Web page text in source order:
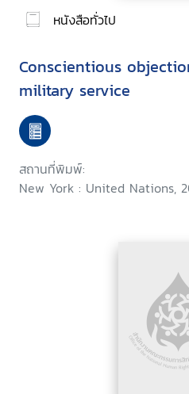
หนังสือทั่วไป
Conscientious
military service
สถานที่พิมพ์:
New York : United Nations,